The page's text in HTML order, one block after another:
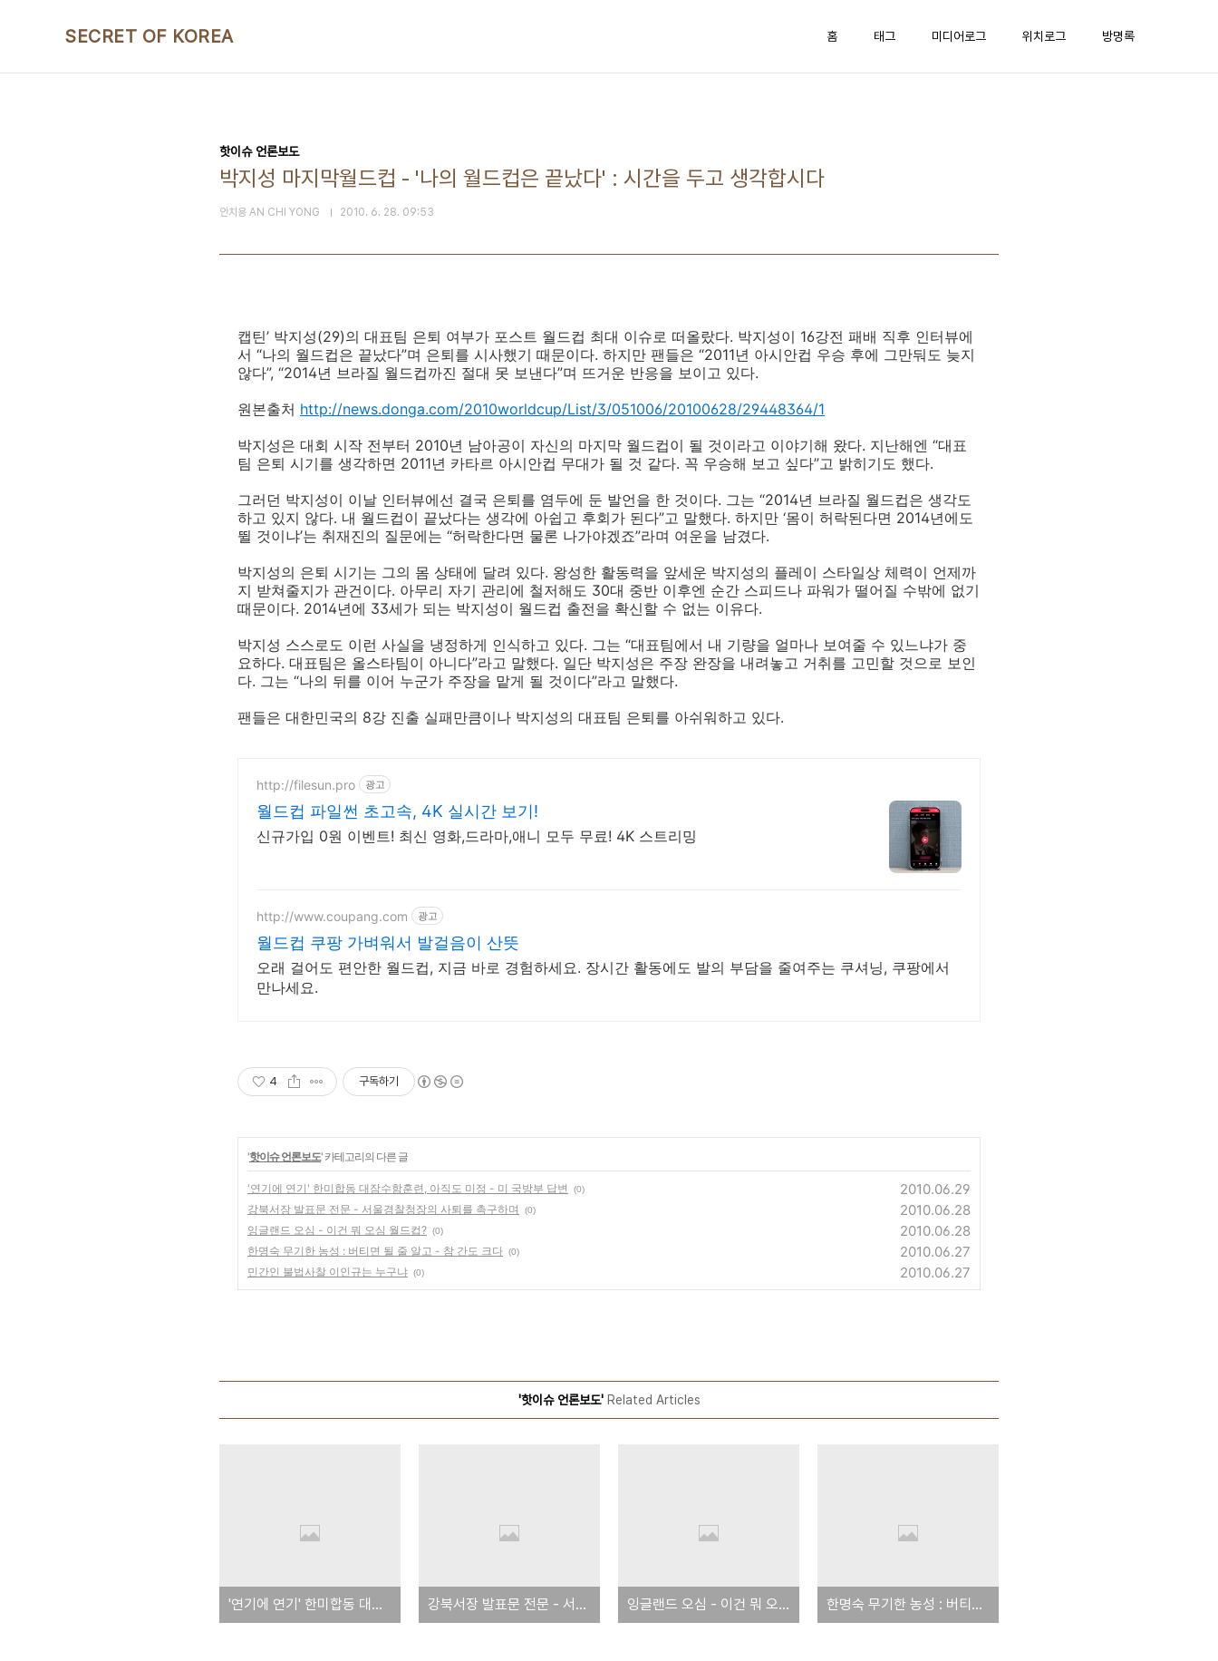
SECRET OF KOREA 홈 태그 미디어로그 위치로그 방명록
핫이슈 언론보도
박지성 마지막월드컵 - '나의 월드컵은 끝났다' : 시간을 두고 생각합시다
안치용 AN CHI YONG 2010. 6. 28. 09:53
캡틴’ 박지성(29)의 대표팀 은퇴 여부가 포스트 월드컵 최대 이슈로 떠올랐다. 박지성이 16강전 패배 직후 인터뷰에
서 “나의 월드컵은 끝났다”며 은퇴를 시사했기 때문이다. 하지만 팬들은 “2011년 아시안컵 우승 후에 그만둬도 늦지
않다”, “2014년 브라질 월드컵까진 절대 못 보낸다”며 뜨거운 반응을 보이고 있다.
원본출처 http://news.donga.com/2010worldcup/List/3/051006/20100628/29448364/1
박지성은 대회 시작 전부터 2010년 남아공이 자신의 마지막 월드컵이 될 것이라고 이야기해 왔다. 지난해엔 “대표
팀 은퇴 시기를 생각하면 2011년 카타르 아시안컵 무대가 될 것 같다. 꼭 우승해 보고 싶다”고 밝히기도 했다.
그러던 박지성이 이날 인터뷰에선 결국 은퇴를 염두에 둔 발언을 한 것이다. 그는 “2014년 브라질 월드컵은 생각도
하고 있지 않다. 내 월드컵이 끝났다는 생각에 아쉽고 후회가 된다”고 말했다. 하지만 ‘몸이 허락된다면 2014년에도
뛸 것이냐’는 취재진의 질문에는 “허락한다면 물론 나가야겠죠”라며 여운을 남겼다.
박지성의 은퇴 시기는 그의 몸 상태에 달려 있다. 왕성한 활동력을 앞세운 박지성의 플레이 스타일상 체력이 언제까
지 받쳐줄지가 관건이다. 아무리 자기 관리에 철저해도 30대 중반 이후엔 순간 스피드나 파워가 떨어질 수밖에 없기
때문이다. 2014년에 33세가 되는 박지성이 월드컵 출전을 확신할 수 없는 이유다.
박지성 스스로도 이런 사실을 냉정하게 인식하고 있다. 그는 “대표팀에서 내 기량을 얼마나 보여줄 수 있느냐가 중
요하다. 대표팀은 올스타팀이 아니다”라고 말했다. 일단 박지성은 주장 완장을 내려놓고 거취를 고민할 것으로 보인
다. 그는 “나의 뒤를 이어 누군가 주장을 맡게 될 것이다”라고 말했다.
팬들은 대한민국의 8강 진출 실패만큼이나 박지성의 대표팀 은퇴를 아쉬워하고 있다.
http://filesun.pro 광고
월드컵 파일썬 초고속, 4K 실시간 보기!
신규가입 0원 이벤트! 최신 영화,드라마,애니 모두 무료! 4K 스트리밍
http://www.coupang.com 광고
월드컵 쿠팡 가벼워서 발걸음이 산뜻
오래 걸어도 편안한 월드컵, 지금 바로 경험하세요. 장시간 활동에도 발의 부담을 줄여주는 쿠셔닝, 쿠팡에서
만나세요.
4 구독하기
'핫이슈 언론보도' 카테고리의 다른 글
'연기에 연기' 한미합동 대잠수함훈련, 아직도 미정 - 미 국방부 답변 (0) 2010.06.29
강북서장 발표문 전문 - 서울경찰청장의 사퇴를 촉구하며 (0) 2010.06.28
잉글랜드 오심 - 이건 뭐 오심 월드컵? (0) 2010.06.28
한명숙 무기한 농성 : 버티면 될 줄 알고 - 참 간도 크다 (0) 2010.06.27
민간인 불법사찰 이인규는 누구냐 (0) 2010.06.27
'핫이슈 언론보도'Related Articles
'연기에 연기' 한미합동 대잠수함훈련, 아직도 미정 - 미 국방부 답변 강북서장 발표문 전문 - 서울경찰청장의 사퇴를 촉구하며 잉글랜드 오심 - 이건 뭐 오심 월드컵? 한명숙 무기한 농성 : 버티면 될 줄 알고 - 참 간도 크다